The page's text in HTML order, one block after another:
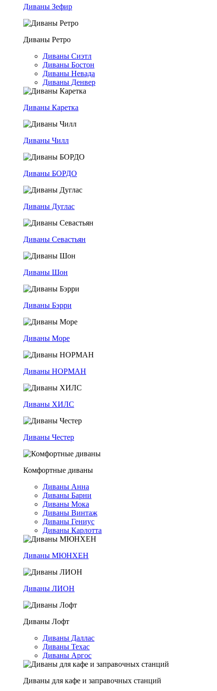
Диваны Зефир
Диваны Ретро
Диваны Сиэтл
Диваны Бостон
Диваны Невада
Диваны Денвер
Диваны Каретка
Диваны Чилл
Диваны БОРДО
Диваны Дуглас
Диваны Севастьян
Диваны Шон
Диваны Бэрри
Диваны Море
Диваны НОРМАН
Диваны ХИЛС
Диваны Честер
Комфортные диваны
Диваны Анна
Диваны Барни
Диваны Мока
Диваны Винтаж
Диваны Гениус
Диваны Карлотта
Диваны МЮНХЕН
Диваны ЛИОН
Диваны Лофт
Диваны Даллас
Диваны Техас
Диваны Аргос
Диваны для кафе и заправочных станций